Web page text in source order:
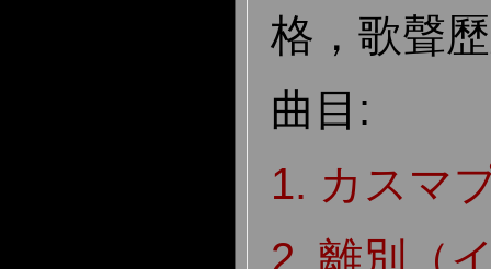
格，歌聲
曲目:
1. カスマ
2. 離別（